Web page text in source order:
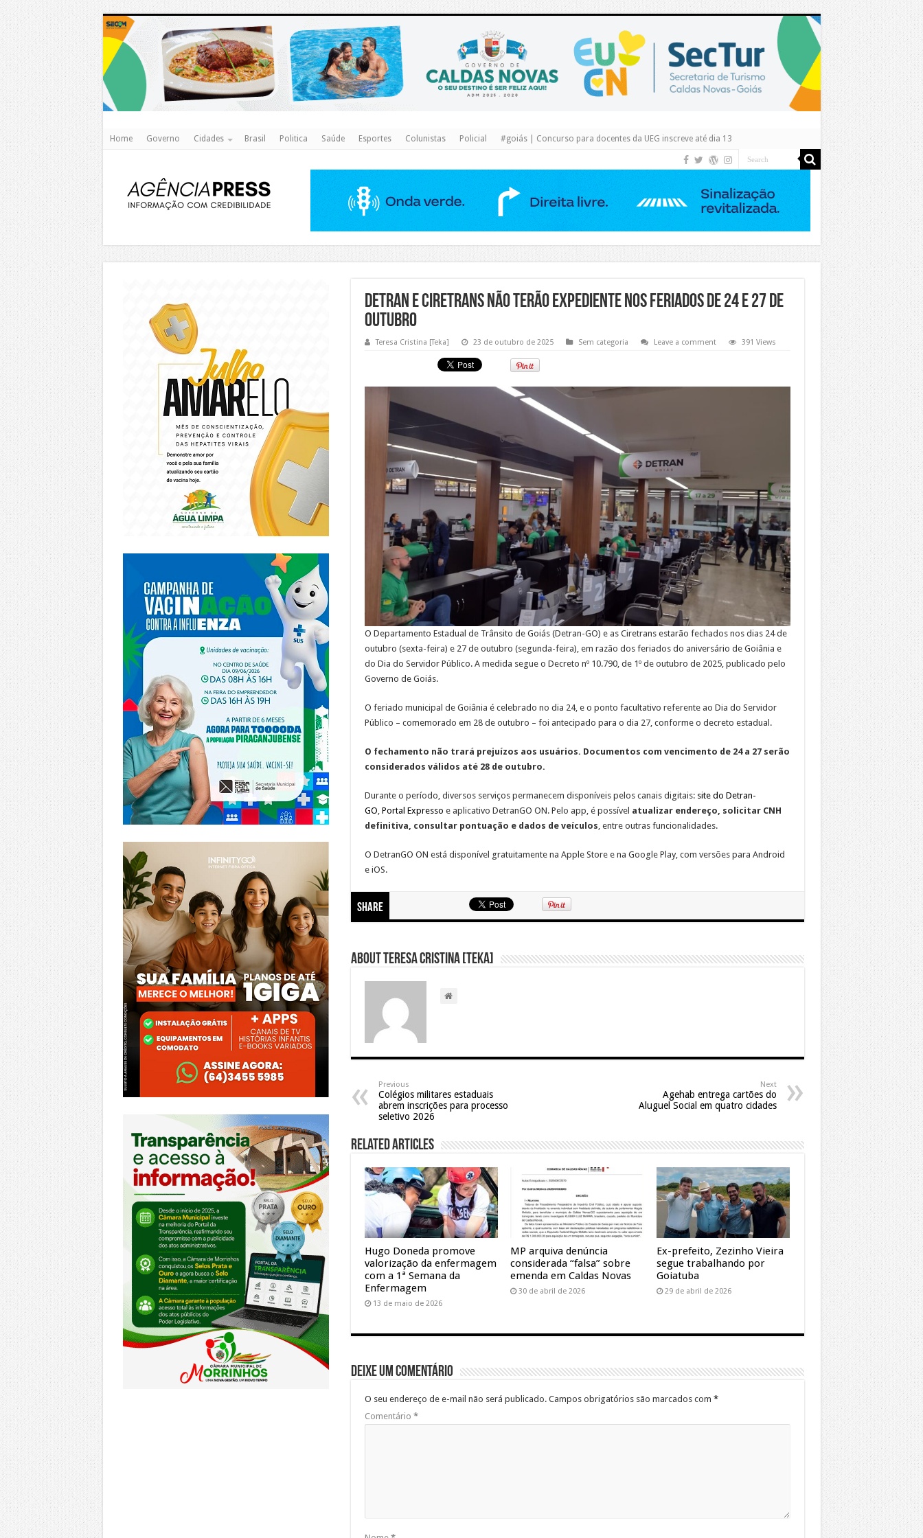
https://www.caldasnovas.go.gov.br/
Home Governo Cidades Brasil Politica Saúde Esportes Colunistas Policial #goiás | Concurso para docentes da UEG inscreve até dia 13
Detran e Ciretrans não terão expediente nos feriados de 24 e 27 de
outubro
Teresa Cristina [Teka] 23 de outubro de 2025 Sem categoria Leave a comment 391 Views
O Departamento Estadual de Trânsito de Goiás (Detran-GO) e as Ciretrans estarão fechados nos dias 24 de
outubro (sexta-feira) e 27 de outubro (segunda-feira), em razão dos feriados do aniversário de Goiânia e
do Dia do Servidor Público. A medida segue o Decreto nº 10.790, de 1º de outubro de 2025, publicado pelo
Governo de Goiás.
O feriado municipal de Goiânia é celebrado no dia 24, e o ponto facultativo referente ao Dia do Servidor
Público – comemorado em 28 de outubro – foi antecipado para o dia 27, conforme o decreto estadual.
O fechamento não trará prejuízos aos usuários. Documentos com vencimento de 24 a 27 serão
considerados válidos até 28 de outubro.
Durante o período, diversos serviços permanecem disponíveis pelos canais digitais: site do Detran-
GO Portal Expresso e aplicativo DetranGO ON. Pelo app, é possível atualizar endereço, solicitar CNH
definitiva, consultar pontuação e dados de veículos , entre outras funcionalidades.
O DetranGO ON está disponível gratuitamente na Apple Store e na Google Play, com versões para Android
e iOS.
Share
About Teresa Cristina [Teka]
Previous
Colégios militares estaduais
abrem inscrições para processo
seletivo 2026
Next
Agehab entrega cartões do
Aluguel Social em quatro cidades
Related Articles
Hugo Doneda promove
valorização da enfermagem
com a 1ª Semana da
Enfermagem
13 de maio de 2026
MP arquiva denúncia
considerada “falsa” sobre
emenda em Caldas Novas
30 de abril de 2026
Ex-prefeito, Zezinho Vieira
segue trabalhando por
Goiatuba
29 de abril de 2026
Deixe um comentário
O seu endereço de e-mail não será publicado. Campos obrigatórios são marcados com *
Comentário *
https://piracanjuba.go.gov.br/
https://www.infinitygo.com.br/
https://morrinhos.go.leg.br/